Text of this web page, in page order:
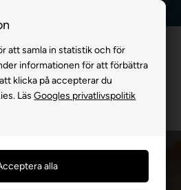
att samla in statistik och för
informationen för att förbättra
klicka på accepterar du
LäsGoogles privatlivspolitik
för Hund